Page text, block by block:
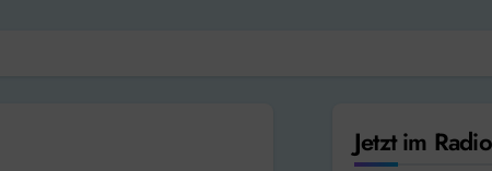
Jetzt im Radio